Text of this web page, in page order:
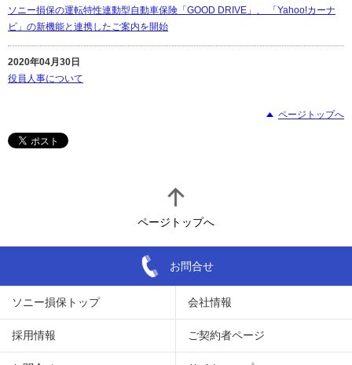
ソニー損保の運転特性連動型自動車保険「GOOD DRIVE」、 「Yahoo!カーナ
ビ」の新機能と連携したご案内を開始
2020年04月30日
役員人事について
ページトップへ
ページトップへ
お問合せ
ソニー損保トップ 会社情報
採用情報 ご契約者ページ